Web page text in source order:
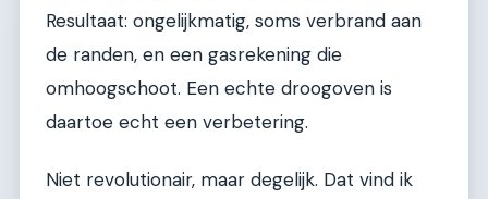
Resultaat: ongelijkmatig, soms verbrand aan
de randen, en een gasrekening die
omhoogschoot. Een echte droogoven is
daartoe echt een verbetering.
Niet revolutionair, maar degelijk. Dat vind ik